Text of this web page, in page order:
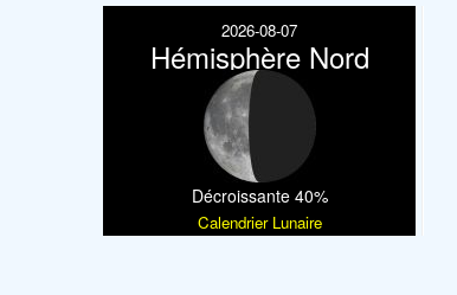
2026-08-07
Hémisphère Nord
Décroissante 40%
Calendrier Lunaire